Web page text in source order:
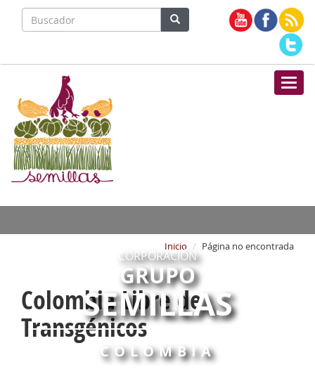
CORPORACIÓN
GRUPO
SEMILLAS
COLOMBIA
Inicio Página no encontrada
Colombia Libre de
Transgénicos